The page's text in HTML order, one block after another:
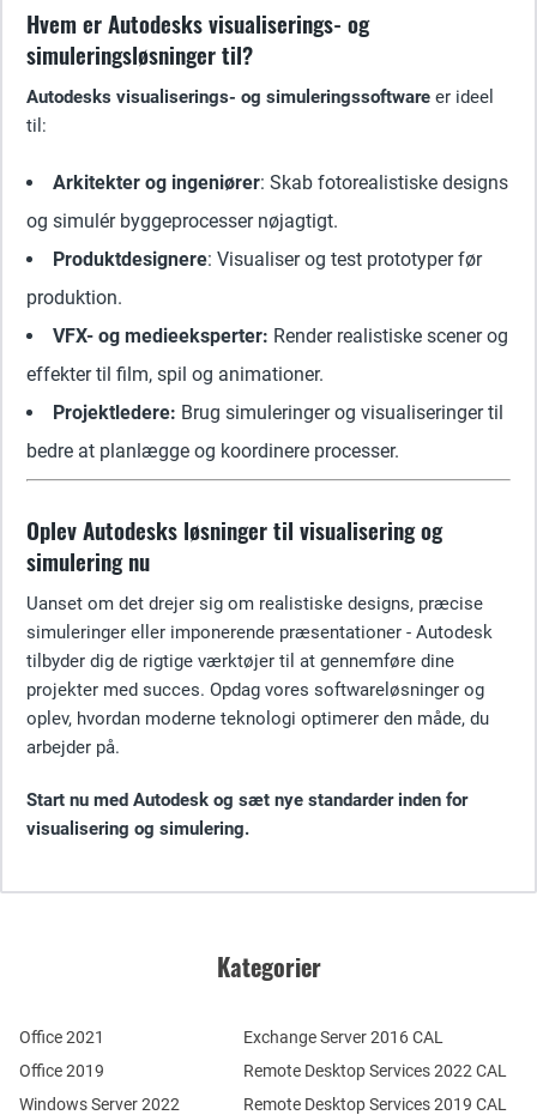
Hvem er Autodesks visualiserings- og
simuleringsløsninger til?
Autodesks visualiserings- og simuleringssoftware er ideel
til:
Arkitekter og ingeniører: Skab fotorealistiske designs
og simulér byggeprocesser nøjagtigt.
Produktdesignere: Visualiser og test prototyper før
produktion.
VFX- og medieeksperter: Render realistiske scener og
effekter til film, spil og animationer.
Projektledere: Brug simuleringer og visualiseringer til
bedre at planlægge og koordinere processer.
Oplev Autodesks løsninger til visualisering og
simulering nu
Uanset om det drejer sig om realistiske designs, præcise
simuleringer eller imponerende præsentationer - Autodesk
tilbyder dig de rigtige værktøjer til at gennemføre dine
projekter med succes. Opdag vores softwareløsninger og
oplev, hvordan moderne teknologi optimerer den måde, du
arbejder på.
Start nu med Autodesk og sæt nye standarder inden for
visualisering og simulering.
Kategorier
Office 2021
Office 2019
Windows Server 2022
Remote Desktop Services 2022 CAL
Remote Desktop Services 2019 CAL
Exchange Server 2016 CAL